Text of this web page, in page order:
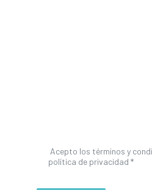
Acepto los términos y
política de privacidad *